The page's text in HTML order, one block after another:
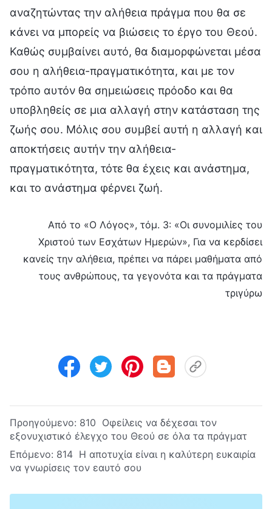
αναζητώντας την αλήθεια πράγμα που θα σε
κάνει να μπορείς να βιώσεις το έργο του Θεού.
Καθώς συμβαίνει αυτό, θα διαμορφώνεται μέσα
σου η αλήθεια-πραγματικότητα, και με τον
τρόπο αυτόν θα σημειώσεις πρόοδο και θα
υποβληθείς σε μια αλλαγή στην κατάσταση της
ζωής σου. Μόλις σου συμβεί αυτή η αλλαγή και
αποκτήσεις αυτήν την αλήθεια-
πραγματικότητα, τότε θα έχεις και ανάστημα,
και το ανάστημα φέρνει ζωή.
Από το «Ο Λόγος», τόμ. 3: «Οι συνομιλίες του
Χριστού των Εσχάτων Ημερών», Για να κερδίσει
κανείς την αλήθεια, πρέπει να πάρει μαθήματα από
τους ανθρώπους, τα γεγονότα και τα πράγματα
τριγύρω
Προηγούμενο: 810 Οφείλεις να δέχεσαι τον
εξονυχιστικό έλεγχο του Θεού σε όλα τα πράγματ
Επόμενο: 814 Η αποτυχία είναι η καλύτερη ευκαιρία
να γνωρίσεις τον εαυτό σου